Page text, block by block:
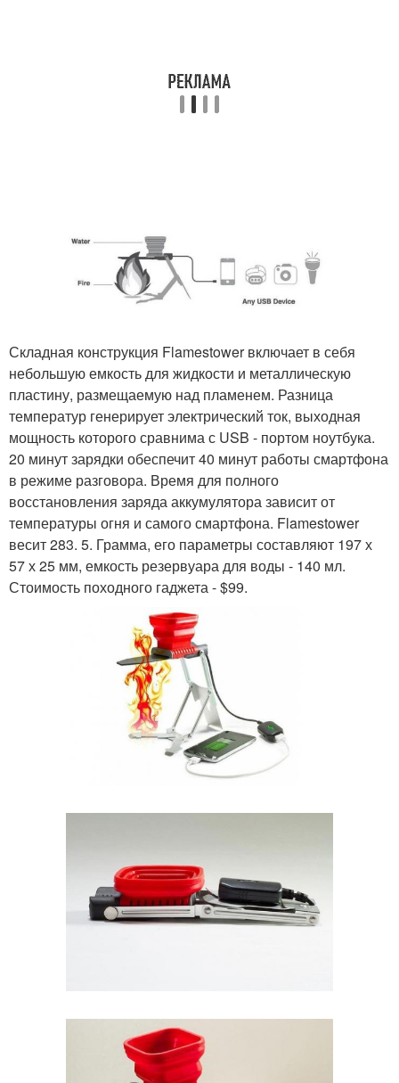
Складная конструкция Flamestower включает в себя
небольшую емкость для жидкости и металлическую
пластину, размещаемую над пламенем. Разница
температур генерирует электрический ток, выходная
мощность которого сравнима с USB - портом ноутбука.
20 минут зарядки обеспечит 40 минут работы смартфона
в режиме разговора. Время для полного
восстановления заряда аккумулятора зависит от
температуры огня и самого смартфона. Flamestower
весит 283. 5. Грамма, его параметры составляют 197 х
57 х 25 мм, емкость резервуара для воды - 140 мл.
Стоимость походного гаджета - $99.